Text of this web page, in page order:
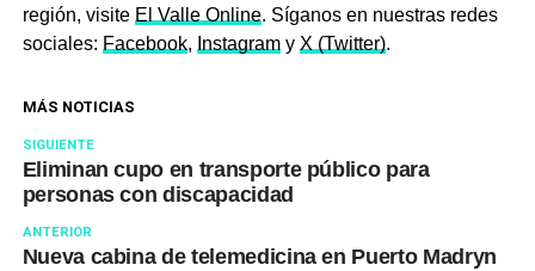
región, visite El Valle Online. Síganos en nuestras redes
sociales: Facebook, Instagramy X (Twitter).
MÁS NOTICIAS
SIGUIENTE
Eliminan cupo en transporte público para
personas con discapacidad
ANTERIOR
Nueva cabina de telemedicina en Puerto Madryn